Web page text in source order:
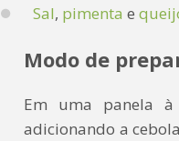
Sal, pimenta e
Modo de
Em uma panela
adicionando a